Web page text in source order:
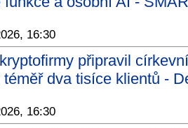
16:30
připravil
téměř dva tisíce klientů -
16:30